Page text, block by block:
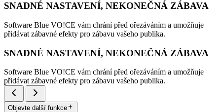
SNADNÉ NASTAVENÍ, NEKONEČNÁ ZÁBAVA
Software Blue VO!CE vám chrání před ořezáváním a umožňuje
přidávat zábavné efekty pro zábavu vašeho publika.
SNADNÉ NASTAVENÍ, NEKONEČNÁ ZÁBAVA
Software Blue VO!CE vám chrání před ořezáváním a umožňuje
přidávat zábavné efekty pro zábavu vašeho publika.
Objevte další funkce